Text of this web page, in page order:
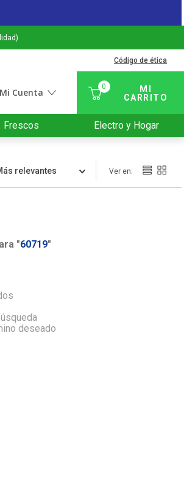
Código de ética
Mi Cuenta
0
Frescos Electro y Hogar
Relevancia
"60719"
deseado